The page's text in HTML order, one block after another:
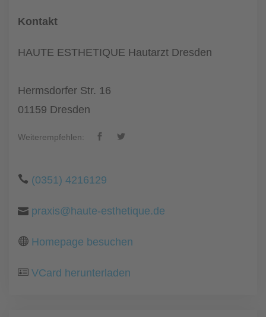
Kontakt
HAUTE ESTHETIQUE Hautarzt Dresden
Hermsdorfer Str. 16
01159 Dresden
Weiterempfehlen:
(0351) 4216129
praxis@haute-esthetique.de
Homepage besuchen
VCard herunterladen